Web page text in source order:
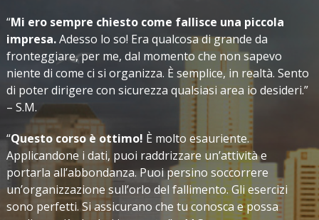
“Mi ero sempre chiesto come fallisce una piccola
impresa.Adesso lo so! Era qualcosa di grande da
fronteggiare, per me, dal momento che non sapevo
niente di come ci si organizza. È semplice, in realtà. Sento
di poter dirigere con sicurezza qualsiasi area io desideri.”
– S.M.
“Questo corso è ottimo! È molto esauriente.
Applicandone i dati, puoi raddrizzare un’attività e
portarla all’abbondanza. Puoi persino soccorrere
un’organizzazione sull’orlo del fallimento. Gli esercizi
sono perfetti. Si assicurano che tu conosca e possa